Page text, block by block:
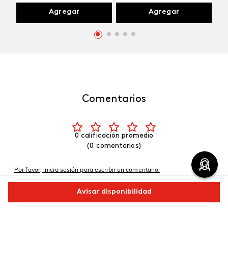
Avisar disponibilidad
Agregar Agregar
Comentarios
0 calificación promedio
(0 comentarios)
Por favor, inicia sesión para escribir un comentario.
Más reciente